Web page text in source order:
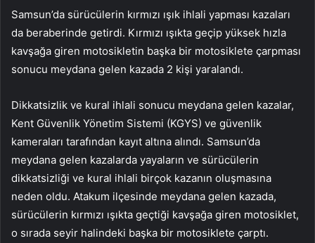
Samsun’da sürücülerin kırmızı ışık ihlali yapması kazaları
da beraberinde getirdi. Kırmızı ışıkta geçip yüksek hızla
kavşağa giren motosikletin başka bir motosiklete çarpması
sonucu meydana gelen kazada 2 kişi yaralandı.
Dikkatsizlik ve kural ihlali sonucu meydana gelen kazalar,
Kent Güvenlik Yönetim Sistemi (KGYS) ve güvenlik
kameraları tarafından kayıt altına alındı. Samsun’da
meydana gelen kazalarda yayaların ve sürücülerin
dikkatsizliği ve kural ihlali birçok kazanın oluşmasına
neden oldu. Atakum ilçesinde meydana gelen kazada,
sürücülerin kırmızı ışıkta geçtiği kavşağa giren motosiklet,
o sırada seyir halindeki başka bir motosiklete çarptı.